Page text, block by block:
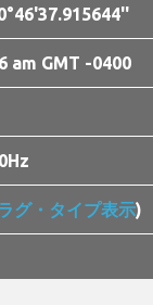
am GMT -0400
グ・タイプ表示)